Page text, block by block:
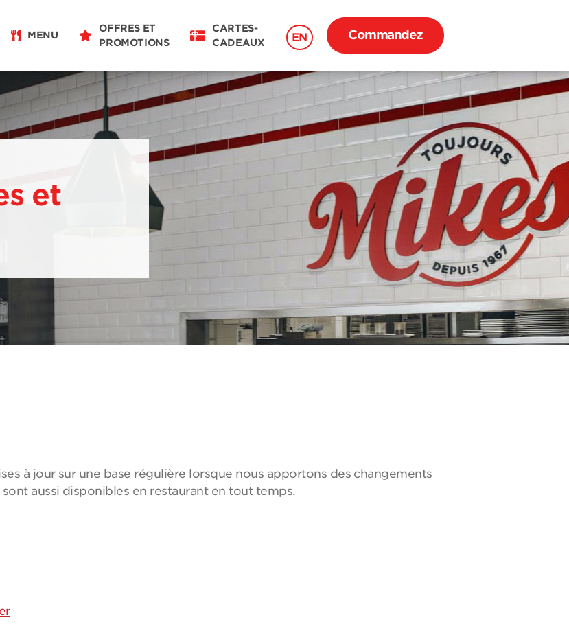
MENU
OFFRES ET
PROMOTIONS
CARTES-
CADEAUX
EN Commandez
et
à jour sur une base régulière lorsque nous apportons des changements
aussi disponibles en restaurant en tout temps.